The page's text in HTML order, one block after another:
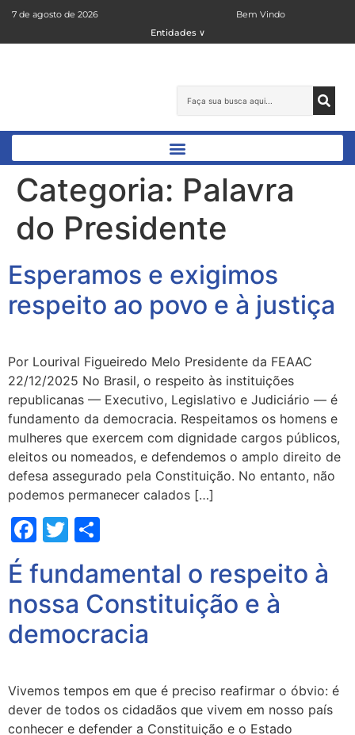
7 de agosto de 2026
Bem Vindo
Entidades ∨
Categoria: Palavra
do Presidente
Esperamos e exigimos
respeito ao povo e à justiça
Por Lourival Figueiredo Melo Presidente da FEAAC
22/12/2025 No Brasil, o respeito às instituições
republicanas — Executivo, Legislativo e Judiciário — é
fundamento da democracia. Respeitamos os homens e
mulheres que exercem com dignidade cargos públicos,
eleitos ou nomeados, e defendemos o amplo direito de
defesa assegurado pela Constituição. No entanto, não
podemos permanecer calados […]
Facebook
Twitter
É fundamental o respeito à
nossa Constituição e à
democracia
Vivemos tempos em que é preciso reafirmar o óbvio: é
dever de todos os cidadãos que vivem em nosso país
conhecer e defender a Constituição e o Estado